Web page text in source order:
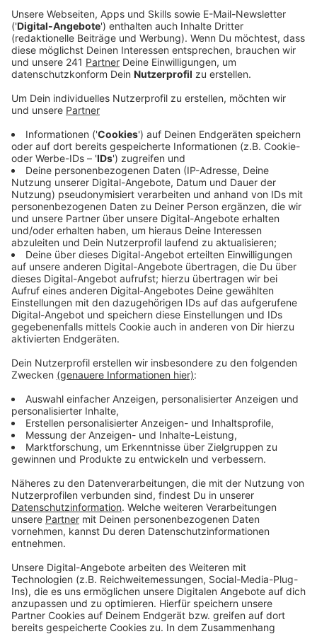
Veröffentlicht:Dienstag, 01.10.2024 15:20
Anzeige
Reparaturen und Reinigung in den
Herbstferien
Anzeige
Das bleibt in den Herbstferien für Besucher
geschlossen, auch hier geht es um Wartungs- und
Reparaturarbeiten. Ein besonderes Augenmerk liegt
dabei auf der intensiven Grundreinigung aller
Schwimmbecken. Aber auch die technischen und
baulichen Anlagen von Schwimmhalle und
Umkleidebereichen werden überprüft. Am 26. Oktober
soll das Bad planmäßig wieder öffnen. Beim
CaLevornia musste der Schließungszeitraum gerade
Anzeige
Weitere Meldungen aus Leverkusen
Anzeige
Neuer Rheinlandtarif: Günstiger Pendeln in
Leverkusen?
Arabischer Konzern soll Leverkusener Covestro
übernehmen
Leverkusen: Neue Öffnungszeiten im Bürgerbüro
Luminaden